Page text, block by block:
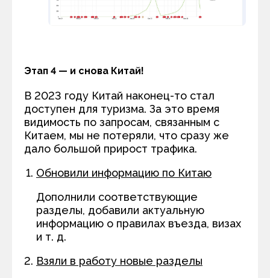
Этап 4 — и снова Китай!
В 2023 году Китай наконец-то стал
доступен для туризма. За это время
видимость по запросам, связанным с
Китаем, мы не потеряли, что сразу же
дало большой прирост трафика.
Обновили информацию по Китаю
Дополнили соответствующие
разделы, добавили актуальную
информацию о правилах въезда, визах
и т. д.
Взяли в работу новые разделы